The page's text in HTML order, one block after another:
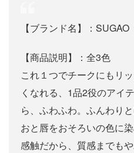
【ブランド名】：SUGAO
【商品説明】：全3色
これ１つでチークにもリ
くなれる、1品2役のアイ
ら、ふわふわ。ふんわり
おと唇をおそろいの色に
感触だから、質感までも